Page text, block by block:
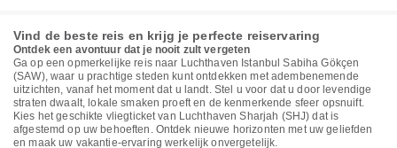
Vind de beste reis en krijg je perfecte reiservaring
Ontdek een avontuur dat je nooit zult vergeten
Ga op een opmerkelijke reis naar Luchthaven Istanbul Sabiha Gökçen
(SAW), waar u prachtige steden kunt ontdekken met adembenemende
uitzichten, vanaf het moment dat u landt. Stel u voor dat u door levendige
straten dwaalt, lokale smaken proeft en de kenmerkende sfeer opsnuift.
Kies het geschikte vliegticket van Luchthaven Sharjah (SHJ) dat is
afgestemd op uw behoeften. Ontdek nieuwe horizonten met uw geliefden
en maak uw vakantie-ervaring werkelijk onvergetelijk.